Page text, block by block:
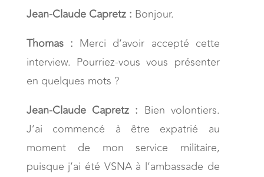
Jean-Claude Capretz : Bonjour.
Thomas : Merci d’avoir accepté cette
interview. Pourriez-vous vous présenter
en quelques mots ?
Jean-Claude Capretz : Bien volontiers.
J’ai commencé à être expatrié au
moment de mon service militaire,
puisque j’ai été VSNA à l’ambassade de